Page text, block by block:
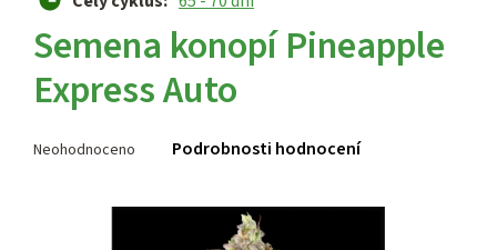
Semena konopí Pineapple
Express Auto
hodnocení
Neohodnoceno Podrobnosti hodnocení